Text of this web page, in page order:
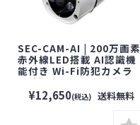
SEC-CAM-AI | 200万画素
赤外線LED搭載 AI認識機
能付き Wi-Fi防犯カメラ
【防犯カメラ】【監視カ
メラ】【セキュリティーカ
メラ】【無線】【ワイヤ
¥12,650(税込) 送料無料